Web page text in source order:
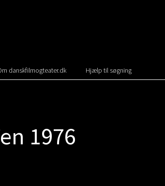
danskfilmogteater.dk Hjælp til søgning
1976